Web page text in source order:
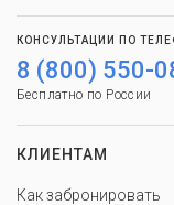
КОНСУЛЬТАЦИИ ПО
8 (800) 550-
Бесплатно по России
КЛИЕНТАМ
Как забронировать